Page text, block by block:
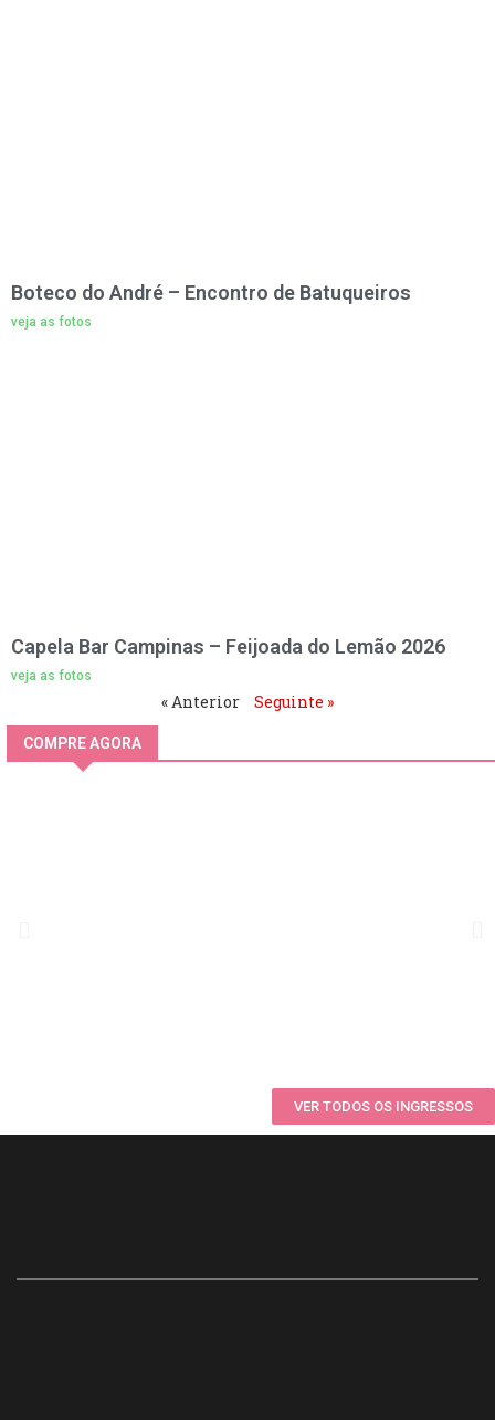
Boteco do André – Encontro de Batuqueiros
veja as fotos
Capela Bar Campinas – Feijoada do Lemão 2026
veja as fotos
« Anterior Seguinte »
COMPRE AGORA
VER TODOS OS INGRESSOS